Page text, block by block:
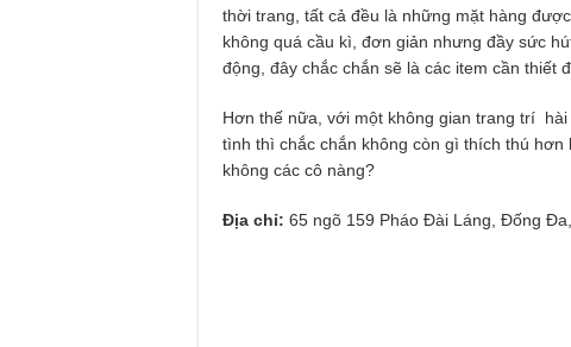
thời trang, tất cả đều là những mặt hàng
không quá cầu kì, đơn giản nhưng đầy sức
động, đây chắc chắn sẽ là các item cần thiết
Hơn thế nữa, với một không gian trang trí
tình thì chắc chắn không còn gì thích thú hơn
không các cô nàng?
Địa chỉ: 65 ngõ 159 Pháo Đài Láng, Đống